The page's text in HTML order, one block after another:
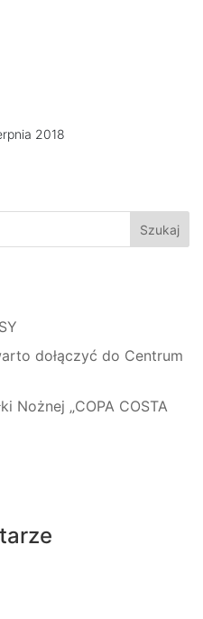
2018
dołączyć do Centrum
Nożnej „COPA COSTA